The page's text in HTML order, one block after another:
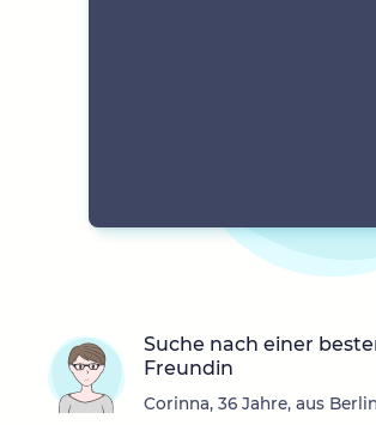
Suche nach einer
Freundin
Corinna, 36 Jahre, aus Berlin